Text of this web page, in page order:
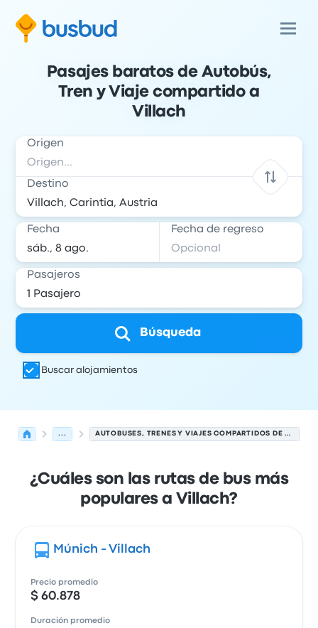
Pasajes baratos de Autobús,
Tren y Viaje compartido a
Villach
Origen
Destino
Fecha Fecha de regreso
Pasajeros
Búsqueda
Buscar alojamientos
... AUTOBUSES, TRENES Y VIAJES COMPARTIDOS DE VILLACH
¿Cuáles son las rutas de bus más
populares a Villach?
Múnich - Villach
Precio promedio
$ 60.878
Duración promedio